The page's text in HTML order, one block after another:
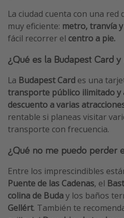
La ciudad cuenta con una
muy eficiente: metro, tranvía
fácil recorrer el centro a pie.
¿Qué es la Budapest Card
La Budapest Card es una
transporte público ilimitado y
descuento a varias
rentable si planeas visitar
transporte con frecuencia.
¿Qué no me puedo perder
Entre los imprescindibles
Puente de las Cadenas, el
colina de Buday los baños
Gellért. También te